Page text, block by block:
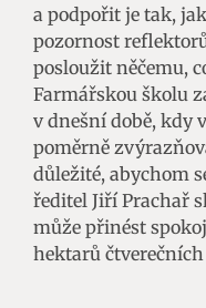
a podpořit je tak,
pozornost
posloužit něčemu,
Farmářskou školu
v dnešní době, kdy
poměrně
důležité, abychom
ředitel Jiří Prachař
může přinést
hektarů čtverečních